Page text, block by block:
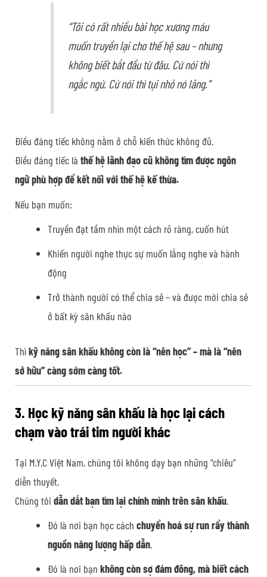
“Tôi có rất nhiều bài học xương máu
muốn truyền lại cho thế hệ sau – nhưng
không biết bắt đầu từ đâu. Cứ nói thì
ngắc ngứ. Cứ nói thì tụi nhỏ nó lảng.”
Điều đáng tiếc không nằm ở chỗ kiến thức không đủ.
Điều đáng tiếc là thế hệ lãnh đạo cũ không tìm được ngôn
ngữ phù hợp để kết nối với thế hệ kế thừa.
Nếu bạn muốn:
Truyền đạt tầm nhìn một cách rõ ràng, cuốn hút
Khiến người nghe thực sự muốn lắng nghe và hành
động
Trở thành người có thể chia sẻ – và được mời chia sẻ
ở bất kỳ sân khấu nào
Thìkỹ năng sân khấu không còn là “nên học” – mà là “nên
sở hữu” càng sớm càng tốt.
3. Học kỹ năng sân khấu là học lại cách
chạm vào trái tim người khác
Tại M.Y.C Việt Nam, chúng tôi không dạy bạn những “chiêu”
diễn thuyết.
Chúng tôi dẫn dắt bạn tìm lại chính mình trên sân khấu.
Đó là nơi bạn học cách chuyển hoá sự run rẩy thành
nguồn năng lượng hấp dẫn.
Đó là nơi bạn không còn sợ đám đông, mà biết cách